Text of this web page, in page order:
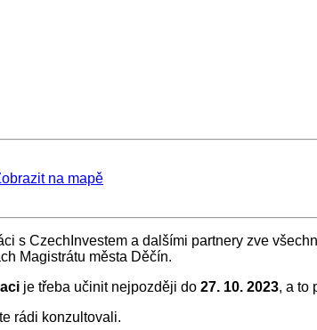
na mapě
s CzechInvestem a dalšími partnery zve
Magistrátu města Děčín.
je třeba učinit nejpozději do 27. 10. 2023, a to
rádi konzultovali.